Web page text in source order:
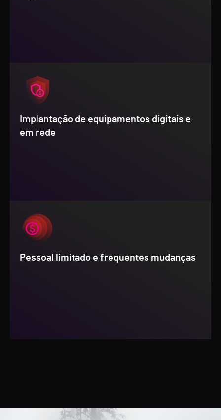
Implantação de equipamentos digitais e
em rede
Pessoal limitado e frequentes mudanças